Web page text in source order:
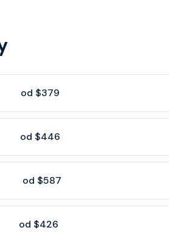
od $379
od $446
od $587
od $426